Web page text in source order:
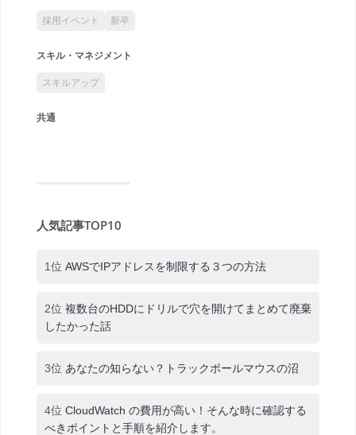
採用イベント 新卒
スキル・マネジメント
スキルアップ
共通
人気記事TOP10
1位 AWSでIPアドレスを制限する３つの方法
2位 複数台のHDDにドリルで穴を開けてまとめて廃棄
したかった話
3位 あなたの知らない？トラックボールマウスの沼
4位 CloudWatch の費用が高い！そんな時に確認する
べきポイントと手順を紹介します。